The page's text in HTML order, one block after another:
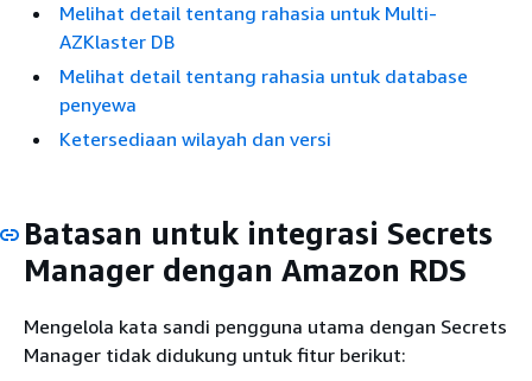
Melihat detail tentang rahasia untuk Multi-
AZKlaster DB
Melihat detail tentang rahasia untuk database
penyewa
Ketersediaan wilayah dan versi
Batasan untuk integrasi Secrets
Manager dengan Amazon RDS
Mengelola kata sandi pengguna utama dengan Secrets
Manager tidak didukung untuk fitur berikut: